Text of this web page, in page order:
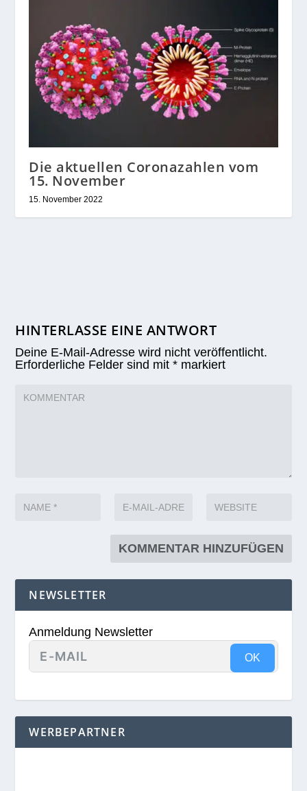
Die aktuellen Coronazahlen vom
15. November
15. November 2022
HINTERLASSE EINE ANTWORT
Deine E-Mail-Adresse wird nicht veröffentlicht.
Erforderliche Felder sind mit* markiert
NEWSLETTER
Anmeldung Newsletter
OK
WERBEPARTNER